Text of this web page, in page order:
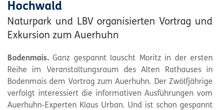
Hochwald
Naturpark und LBV organisierten Vortrag und
Exkursion zum Auerhuhn
Bodenmais. Ganz gespannt lauscht Moritz in der ersten
Reihe im Veranstaltungsraum des Alten Rathauses in
Bodenmais dem Vortrag zum Auerhuhn. Der Zwölfjährige
verfolgt interessiert die informativen Ausführungen vom
Auerhuhn-Experten Klaus Urban. Und ist schon gespannt